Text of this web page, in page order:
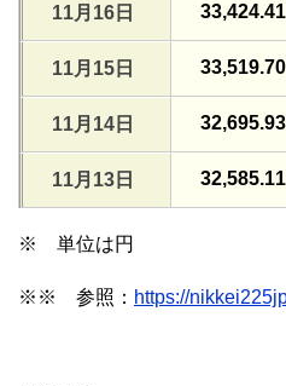
11月16日 33,424.41
11月15日 33,519.70
11月14日 32,695.93
11月13日 32,585.11
※ 単位は円
※※ 参照： https://